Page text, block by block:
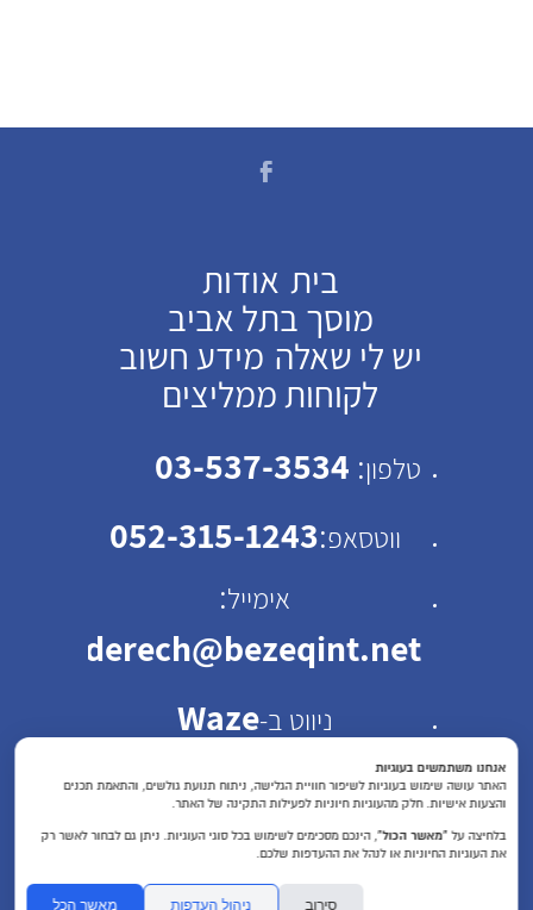
בית אודות
מוסך בתל אביב
יש לי שאלה מידע חשוב
לקוחות ממליצים
טלפון:
03-537-3534
ווטסאפ:
052-315-1243
אימייל:
ניווט ב-Waze
כתובת: רחוב ישראל ב"ק
30 תל אביב
שעות פעילות : א'-ה'
אנחנו משתמשים בעוגיות
האתר עושה שימוש בעוגיות לשיפור חוויית הגלישה, ניתוח תנועת גולשים, והתאמת תכנים
והצעות אישיות. חלק מהעוגיות חיוניות לפעילות התקינה של האתר.
בלחיצה על “מאשר הכול”, הינכם מסכימים לשימוש בכל סוגי העוגיות. ניתן גם לבחור לאשר רק
את העוגיות החיוניות או לנהל את ההעדפות שלכם.
סירוב ניהול העדפות מאשר הכל